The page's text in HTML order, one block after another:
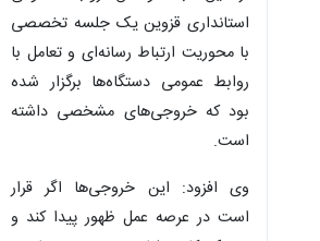
استانداری قزوین یک جلسه تخصصی
با محوریت ارتباط رسانه‌ای و تعامل با
روابط‌ عمومی دستگاه‌ها برگزار شده
بود که خروجی‌های مشخصی داشته
است.
وی افزود: این خروجی‌ها اگر قرار
است در عرصه عمل ظهور پیدا کند و